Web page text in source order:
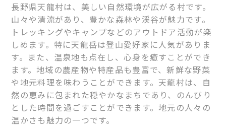
長野県天龍村は、美しい自然環境が広がる村です。
山々や清流があり、豊かな森林や渓谷が魅力です。
トレッキングやキャンプなどのアウトドア活動が楽
しめます。特に天龍岳は登山愛好家に人気がありま
す。また、温泉地も点在し、心身を癒すことができ
ます。地域の農産物や特産品も豊富で、新鮮な野菜
や地元料理を味わうことができます。天龍村は、自
然の恵みに包まれた穏やかなまちであり、のんびり
とした時間を過ごすことができます。地元の人々の
温かさも魅力の一つです。